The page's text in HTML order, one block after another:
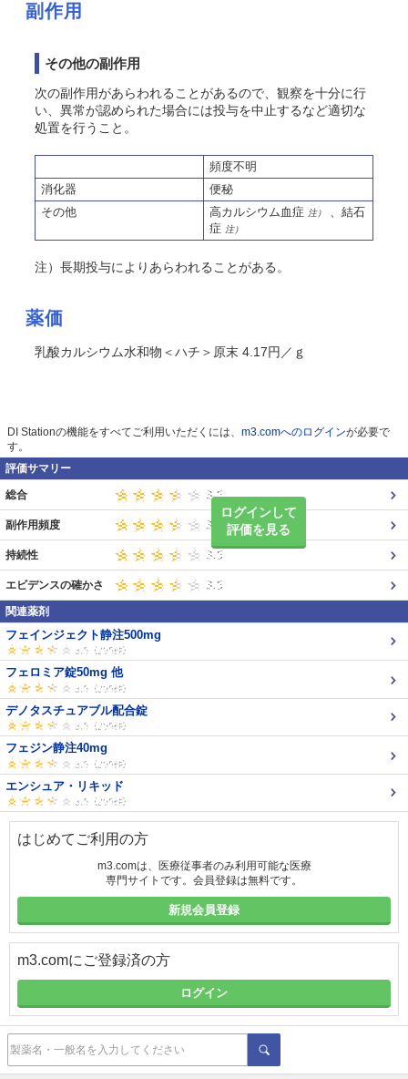
副作用
その他の副作用
次の副作用があらわれることがあるので、観察を十分に行
い、異常が認められた場合には投与を中止するなど適切な
処置を行うこと。
頻度不明
消化器
便秘
その他
高カルシウム血症 注）
、結石
症 注）
注）長期投与によりあらわれることがある。
薬価
乳酸カルシウム水和物＜ハチ＞原末 4.17円／ｇ
DI Stationの機能をすべてご利用いただくには、 m3.comへのログインが必要で
す。
評価サマリー
ログインして
評価を見る
総合
副作用頻度
持続性
エビデンスの確かさ
関連薬剤
フェインジェクト静注500mg
フェロミア錠50mg 他
デノタスチュアブル配合錠
フェジン静注40mg
エンシュア・リキッド
はじめてご利用の方
m3.comは、医療従事者のみ利用可能な医療
専門サイトです。会員登録は無料です。
新規会員登録
m3.comにご登録済の方
ログイン